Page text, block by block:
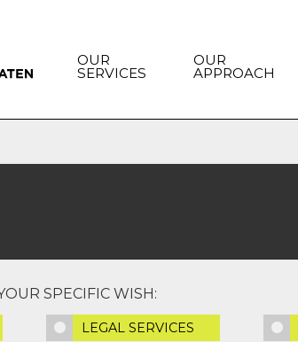
OUR
SERVICES
OUR
APPROACH
SPECIFIC WISH:
LEGAL SERVICES